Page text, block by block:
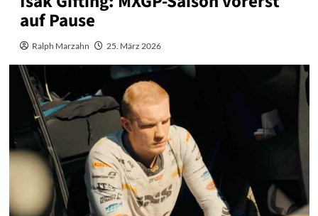
auf Pause
Ralph Marzahn 25. März 2026